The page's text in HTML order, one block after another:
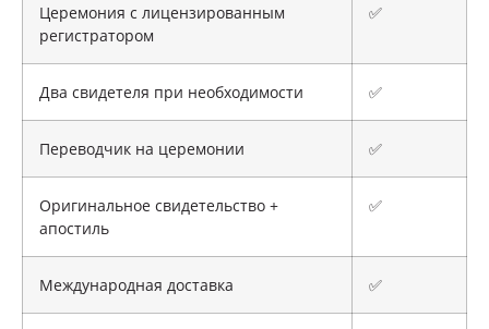
Церемония с лицензированным
регистратором
✅
Два свидетеля при необходимости ✅
Переводчик на церемонии ✅
Оригинальное свидетельство +
апостиль
✅
Международная доставка ✅